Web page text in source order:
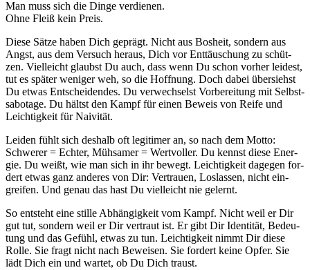
Man muss sich die Din­ge ver­die­nen.
Ohne Fleiß kein Preis.
Die­se Sät­ze haben Dich geprägt. Nicht aus Bos­heit, son­dern aus
Angst, aus dem Ver­such her­aus, Dich vor Ent­täu­schung zu schüt­
zen. Viel­leicht glaubst Du auch, dass wenn Du schon vor­her lei­dest,
tut es spä­ter weni­ger weh, so die Hoff­nung. Doch dabei über­siehst
Du etwas Ent­schei­den­des. Du ver­wech­selst Vor­be­rei­tung mit Selbst­
sa­bo­ta­ge. Du hältst den Kampf für einen Beweis von Rei­fe und
Leich­tig­keit für Nai­vi­tät.
Lei­den fühlt sich des­halb oft legi­ti­mer an, so nach dem Mot­to:
Schwe­rer = Ech­ter, Müh­sa­mer = Wert­vol­ler. Du kennst die­se Ener­
gie. Du weißt, wie man sich in ihr bewegt. Leich­tig­keit dage­gen for­
dert etwas ganz ande­res von Dir: Ver­trau­en, Los­las­sen, nicht ein­
grei­fen. Und genau das hast Du viel­leicht nie gelernt.
So ent­steht eine stil­le Abhän­gig­keit vom Kampf. Nicht weil er Dir
gut tut, son­dern weil er Dir ver­traut ist. Er gibt Dir Iden­ti­tät, Bedeu­
tung und das Gefühl, etwas zu tun. Leich­tig­keit nimmt Dir die­se
Rol­le. Sie fragt nicht nach Bewei­sen. Sie for­dert kei­ne Opfer. Sie
lädt Dich ein und war­tet, ob Du Dich traust.